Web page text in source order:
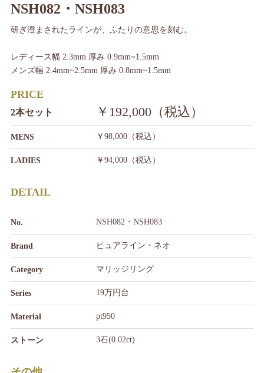
NSH082・NSH083
研ぎ澄まされたラインが、ふたりの意思を刻む。
レディース幅 2.3mm 厚み 0.9mm~1.5mm
メンズ幅 2.4mm~2.5mm 厚み 0.8mm~1.5mm
PRICE
2本セット ￥192,000（税込）
MENS ￥98,000（税込）
LADIES ￥94,000（税込）
DETAIL
No. NSH082・NSH083
Brand ピュアライン・ネオ
Category マリッジリング
Series 19万円台
Material pt950
ストーン 3石(0.02ct)